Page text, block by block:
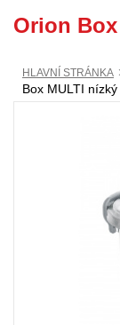
Orion
HLAVNÍ STRÁNKA
Box MULTI